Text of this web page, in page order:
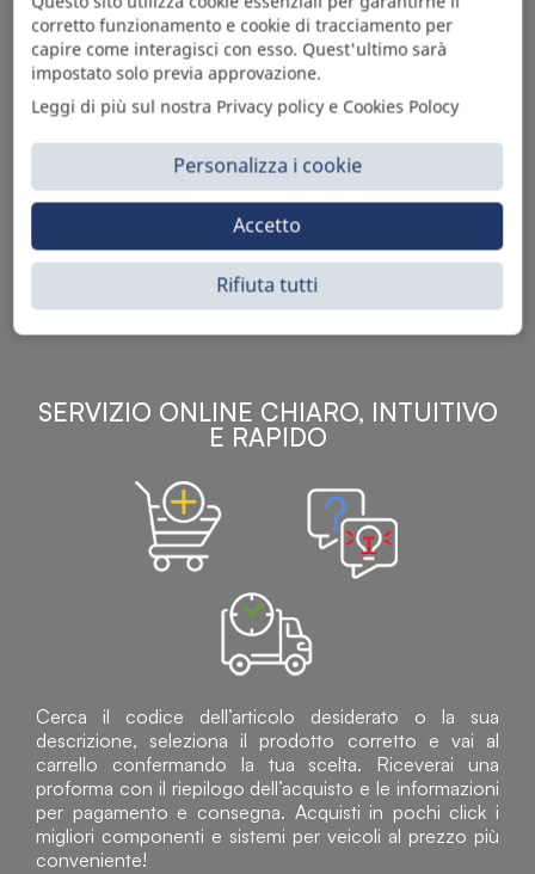
Sì Parts S.r.l. è leader nella distribuzione e vendita di
accessori per veicoli off-highway. Riconosciuto in tutto
il mondo per l’elevato standard qualitativo dei prodotti a
catalogo, attraverso la vendita B2B del ricco
assortimento di articoli originali rivolti a ricambisti,
officine meccaniche, aziende con parco macchine.
SERVIZIO ONLINE CHIARO, INTUITIVO
E RAPIDO
Cerca il codice dell’articolo desiderato o la sua
descrizione, seleziona il prodotto corretto e vai al
carrello confermando la tua scelta. Riceverai una
proforma con il riepilogo dell’acquisto e le informazioni
per pagamento e consegna. Acquisti in pochi click i
migliori componenti e sistemi per veicoli al prezzo più
conveniente!
corretto funzionamento e cookie di tracciamento per
capire come interagisci con esso. Quest'ultimo sarà
impostato solo previa approvazione.
Leggi di più sul nostra Privacy policy e Cookies Polocy
Personalizza i cookie
Rifiuta tutti
Accetto